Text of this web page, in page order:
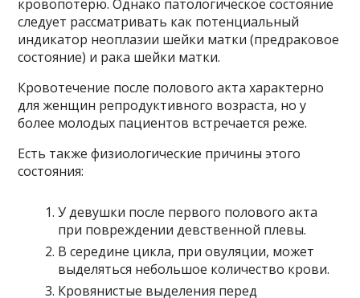
кровопотерю. Однако патологическое состояние
следует рассматривать как потенциальный
индикатор неоплазии шейки матки (предраковое
состояние) и рака шейки матки.
Кровотечение после полового акта характерно
для женщин репродуктивного возраста, но у
более молодых пациентов встречается реже.
Есть также физиологические причины этого
состояния:
У девушки после первого полового акта
при повреждении девственной плевы.
В середине цикла, при овуляции, может
выделяться небольшое количество крови.
Кровянистые выделения перед